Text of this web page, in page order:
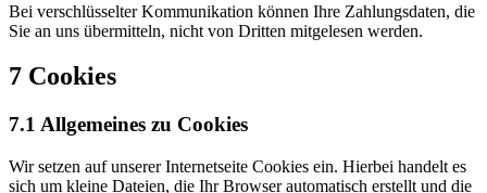
Bei verschlüsselter Kommunikation können Ihre Zahlungsdaten, die
Sie an uns übermitteln, nicht von Dritten mitgelesen werden.
7 Cookies
7.1 Allgemeines zu Cookies
Wir setzen auf unserer Internetseite Cookies ein. Hierbei handelt es
sich um kleine Dateien, die Ihr Browser automatisch erstellt und die